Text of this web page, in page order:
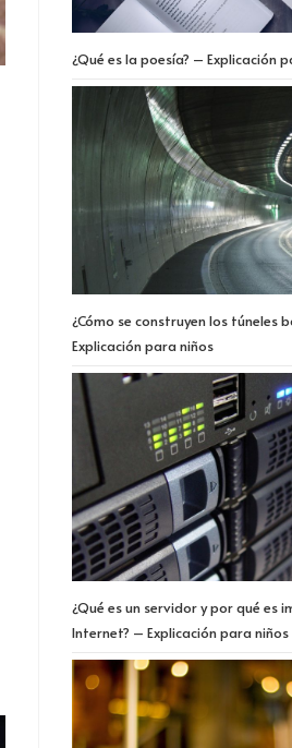
¿Qué es la poesía? – Explicación
¿Cómo se construyen los túneles
Explicación para niños
¿Qué es un servidor y por qué es
Internet? – Explicación para niños